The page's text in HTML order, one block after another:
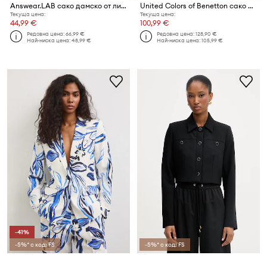
Answear.LAB сако дамско от лиосел
Текуща цена:
44,99 €
Редовна цена:66,99 €
Най-ниска цена:48,99 €
United Colors of Benetton сако с едноредно закопчаване дамско от лен
Текуща цена:
100,99 €
Редовна цена:128,90 €
Най-ниска цена:105,99 €
-41%
-5%* с код: FS
-5%* с код: FS